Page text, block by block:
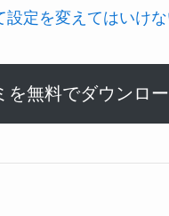
設定を変えてはいけ
を無料でダウンロ